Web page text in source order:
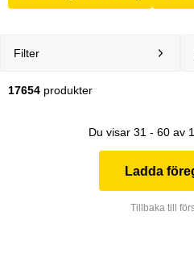
Filter
17654 produkter
Du visar 31 - 60 av
Ladda
Tillbaka till